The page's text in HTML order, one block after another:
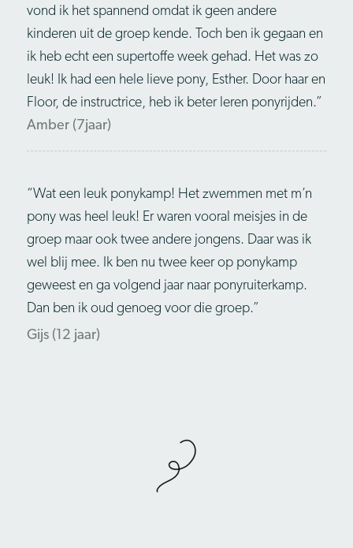
vond ik het spannend omdat ik geen andere
kinderen uit de groep kende. Toch ben ik gegaan en
ik heb echt een supertoffe week gehad. Het was zo
leuk! Ik had een hele lieve pony, Esther. Door haar en
Floor, de instructrice, heb ik beter leren ponyrijden.”
Amber (7jaar)
“Wat een leuk ponykamp! Het zwemmen met m’n
pony was heel leuk! Er waren vooral meisjes in de
groep maar ook twee andere jongens. Daar was ik
wel blij mee. Ik ben nu twee keer op ponykamp
geweest en ga volgend jaar naar ponyruiterkamp.
Dan ben ik oud genoeg voor die groep.”
Gijs (12 jaar)